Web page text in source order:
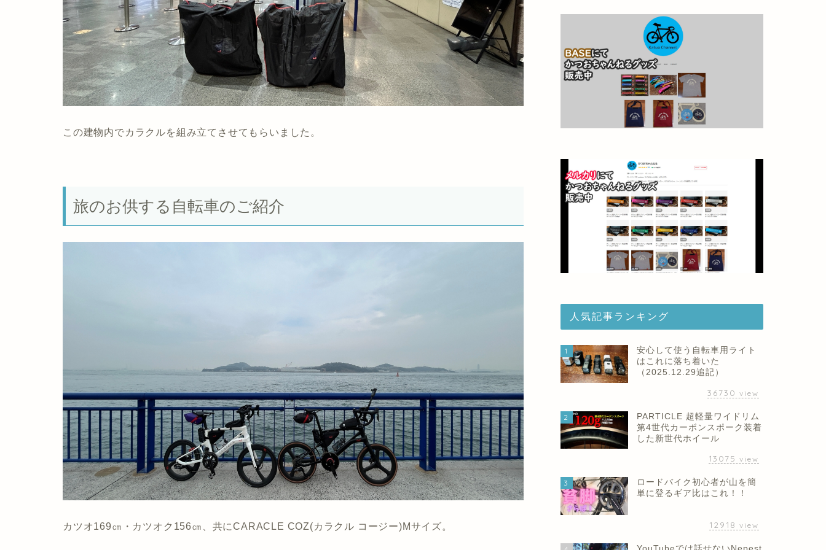
この建物内でカラクルを組み立てさせてもらいました。
旅のお供する自転車のご紹介
カツオ169㎝・カツオク156㎝、共にCARACLE COZ(カラクル コージー)Mサイズ。
人気記事ランキング
1
安心して使う自転車用ライト
はこれに落ち着いた
（2025.12.29追記）
36730 view
2
PARTICLE 超軽量ワイドリム
第4世代カーボンスポーク装着
した新世代ホイール
13075 view
3
ロードバイク初心者が山を簡
単に登るギア比はこれ！！
12918 view